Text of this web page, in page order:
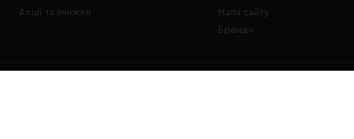
Акції та знижки
Мапа сайту
Бренди